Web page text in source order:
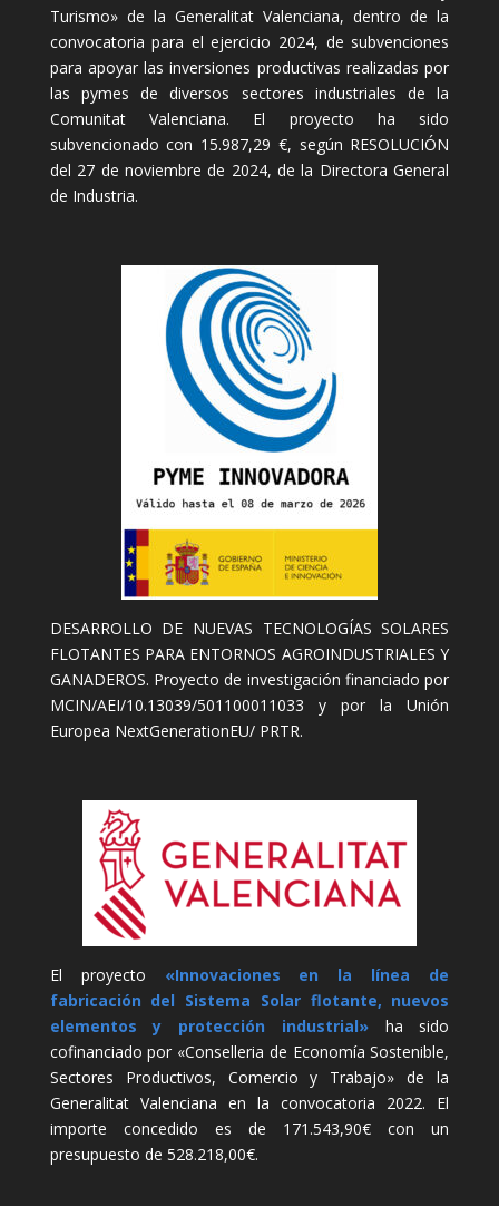
Turismo» de la Generalitat Valenciana, dentro de la
convocatoria para el ejercicio 2024, de subvenciones
para apoyar las inversiones productivas realizadas por
las pymes de diversos sectores industriales de la
Comunitat Valenciana. El proyecto ha sido
subvencionado con 15.987,29 €, según RESOLUCIÓN
del 27 de noviembre de 2024, de la Directora General
de Industria.
DESARROLLO DE NUEVAS TECNOLOGÍAS SOLARES
FLOTANTES PARA ENTORNOS AGROINDUSTRIALES Y
GANADEROS. Proyecto de investigación financiado por
MCIN/AEI/10.13039/501100011033 y por la Unión
Europea NextGenerationEU/ PRTR.
El proyecto «Innovaciones en la línea de
fabricación del Sistema Solar flotante, nuevos
elementos y protección industrial»ha sido
cofinanciado por «Conselleria de Economía Sostenible,
Sectores Productivos, Comercio y Trabajo» de la
Generalitat Valenciana en la convocatoria 2022. El
importe concedido es de 171.543,90€ con un
presupuesto de 528.218,00€.